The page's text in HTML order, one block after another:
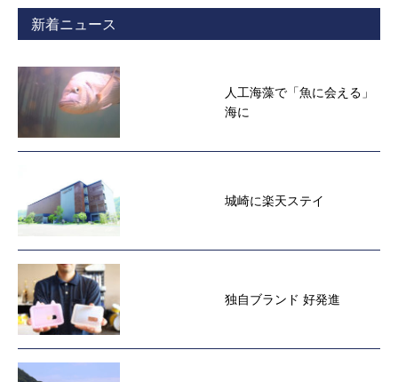
新着ニュース
人工海藻で「魚に会える」
海に
城崎に楽天ステイ
独自ブランド 好発進